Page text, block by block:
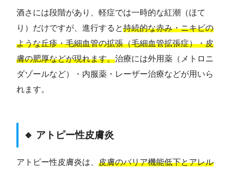
酒さには段階があり、軽症では一時的な紅潮（ほて
り）だけですが、進行すると持続的な赤み・ニキビの
ような丘疹・毛細血管の拡張（毛細血管拡張症）・皮
膚の肥厚などが現れます。治療には外用薬（メトロニ
ダゾールなど）・内服薬・レーザー治療などが用いら
れます。
🔸 アトピー性皮膚炎
アトピー性皮膚炎は、 皮膚のバリア機能低下とアレル